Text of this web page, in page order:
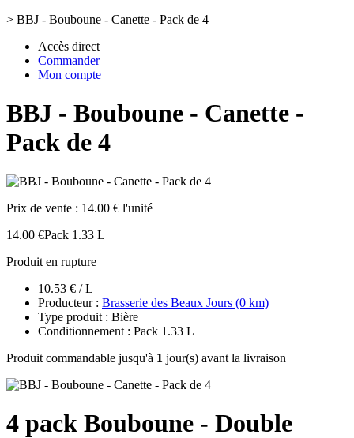
> BBJ - Bouboune - Canette - Pack de 4
Accès direct
Commander
Mon compte
BBJ - Bouboune - Canette -
Pack de 4
Prix de vente : 14.00 € l'unité
14.00 €Pack 1.33 L
Produit en rupture
10.53 € / L
Producteur : Brasserie des Beaux Jours (0 km)
Type produit : Bière
Conditionnement : Pack 1.33 L
Produit commandable jusqu'à 1 jour(s) avant la livraison
4 pack Bouboune - Double